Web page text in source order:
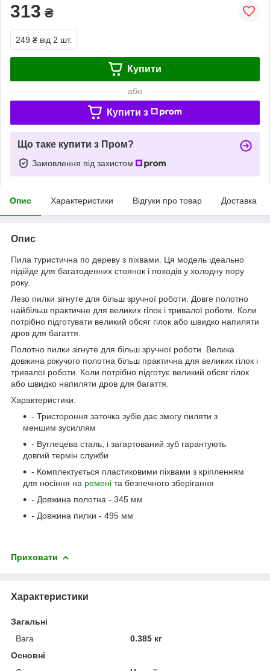
313 ₴
249 ₴ від 2 шт.
Купити
або
Купити з
Що таке купити з Пром?
Замовлення під захистом
Опис Характеристики Відгуки про товар Доставка
Опис
Пила туристична по дереву з піхвами. Ця модель ідеально
підійде для багатоденних стоянок і походів у холодну пору
року.
Лезо пилки зігнуте для більш зручної роботи. Довге полотно
найбільш практичне для великих гілок і тривалої роботи. Коли
потрібно підготувати великий обсяг гілок або швидко напиляти
дров для багаття.
Полотно пилки зігнуте для більш зручної роботи. Велика
довжина ріжучого полотна більш практична для великих гілок і
тривалої роботи. Коли потрібно підготує великий обсяг гілок
або швидко напиляти дров для багаття.
Характеристики:
- Тристороння заточка зубів дає змогу пиляти з
меншим зусиллям
- Вуглецева сталь, і загартований зуб гарантують
довгий термін служби
- Комплектується пластиковими піхвами з кріпленням
для носіння на ремені та безпечного зберігання
- Довжина полотна - 345 мм
- Довжина пилки - 495 мм
Приховати
Характеристики
Загальні
Вага
0.385 кг
Основні